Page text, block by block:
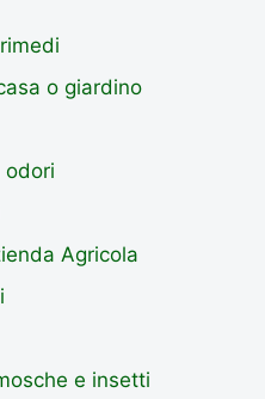
o giardino
odori
Agricola
e insetti